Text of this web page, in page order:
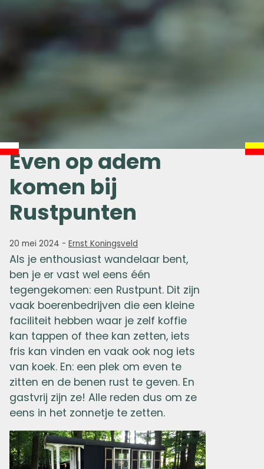
Even op adem
komen bij
Rustpunten
20 mei 2024 - Ernst Koningsveld
Als je enthousiast wandelaar bent,
ben je er vast wel eens één
tegengekomen: een Rustpunt. Dit zijn
vaak boerenbedrijven die een kleine
faciliteit hebben waar je zelf koffie
kan tappen of thee kan zetten, iets
fris kan vinden en vaak ook nog iets
van koek. En: een plek om even te
zitten en de benen rust te geven. En
gastvrij zijn ze! Alle reden dus om ze
eens in het zonnetje te zetten.